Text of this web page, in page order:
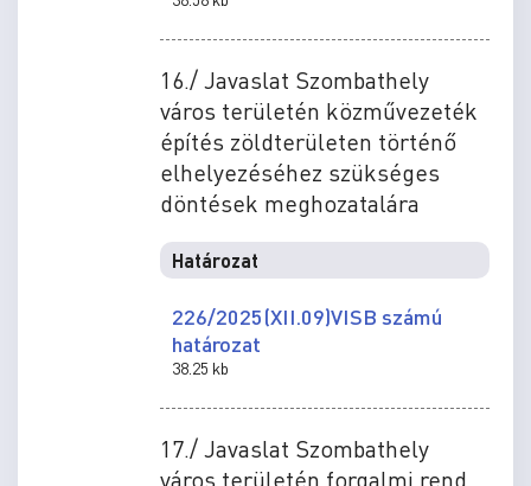
16./ Javaslat Szombathely
város területén közművezeték
építés zöldterületen történő
elhelyezéséhez szükséges
döntések meghozatalára
Határozat
226/2025(XII.09)VISB számú
határozat
38.25 kb
17./ Javaslat Szombathely
város területén forgalmi rend